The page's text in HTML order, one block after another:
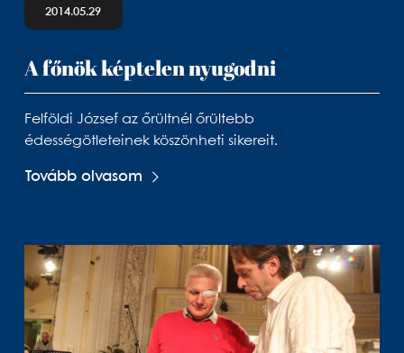
2014.05.29
A főnök képtelen nyugodni
Felföldi József az őrültnél őrültebb
édességötleteinek köszönheti sikereit.
Tovább olvasom